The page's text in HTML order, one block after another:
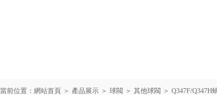
當前位置： 網站首頁 ＞ 產品展示 ＞ 球閥 ＞ 其他球閥 ＞ Q347F/Q347H